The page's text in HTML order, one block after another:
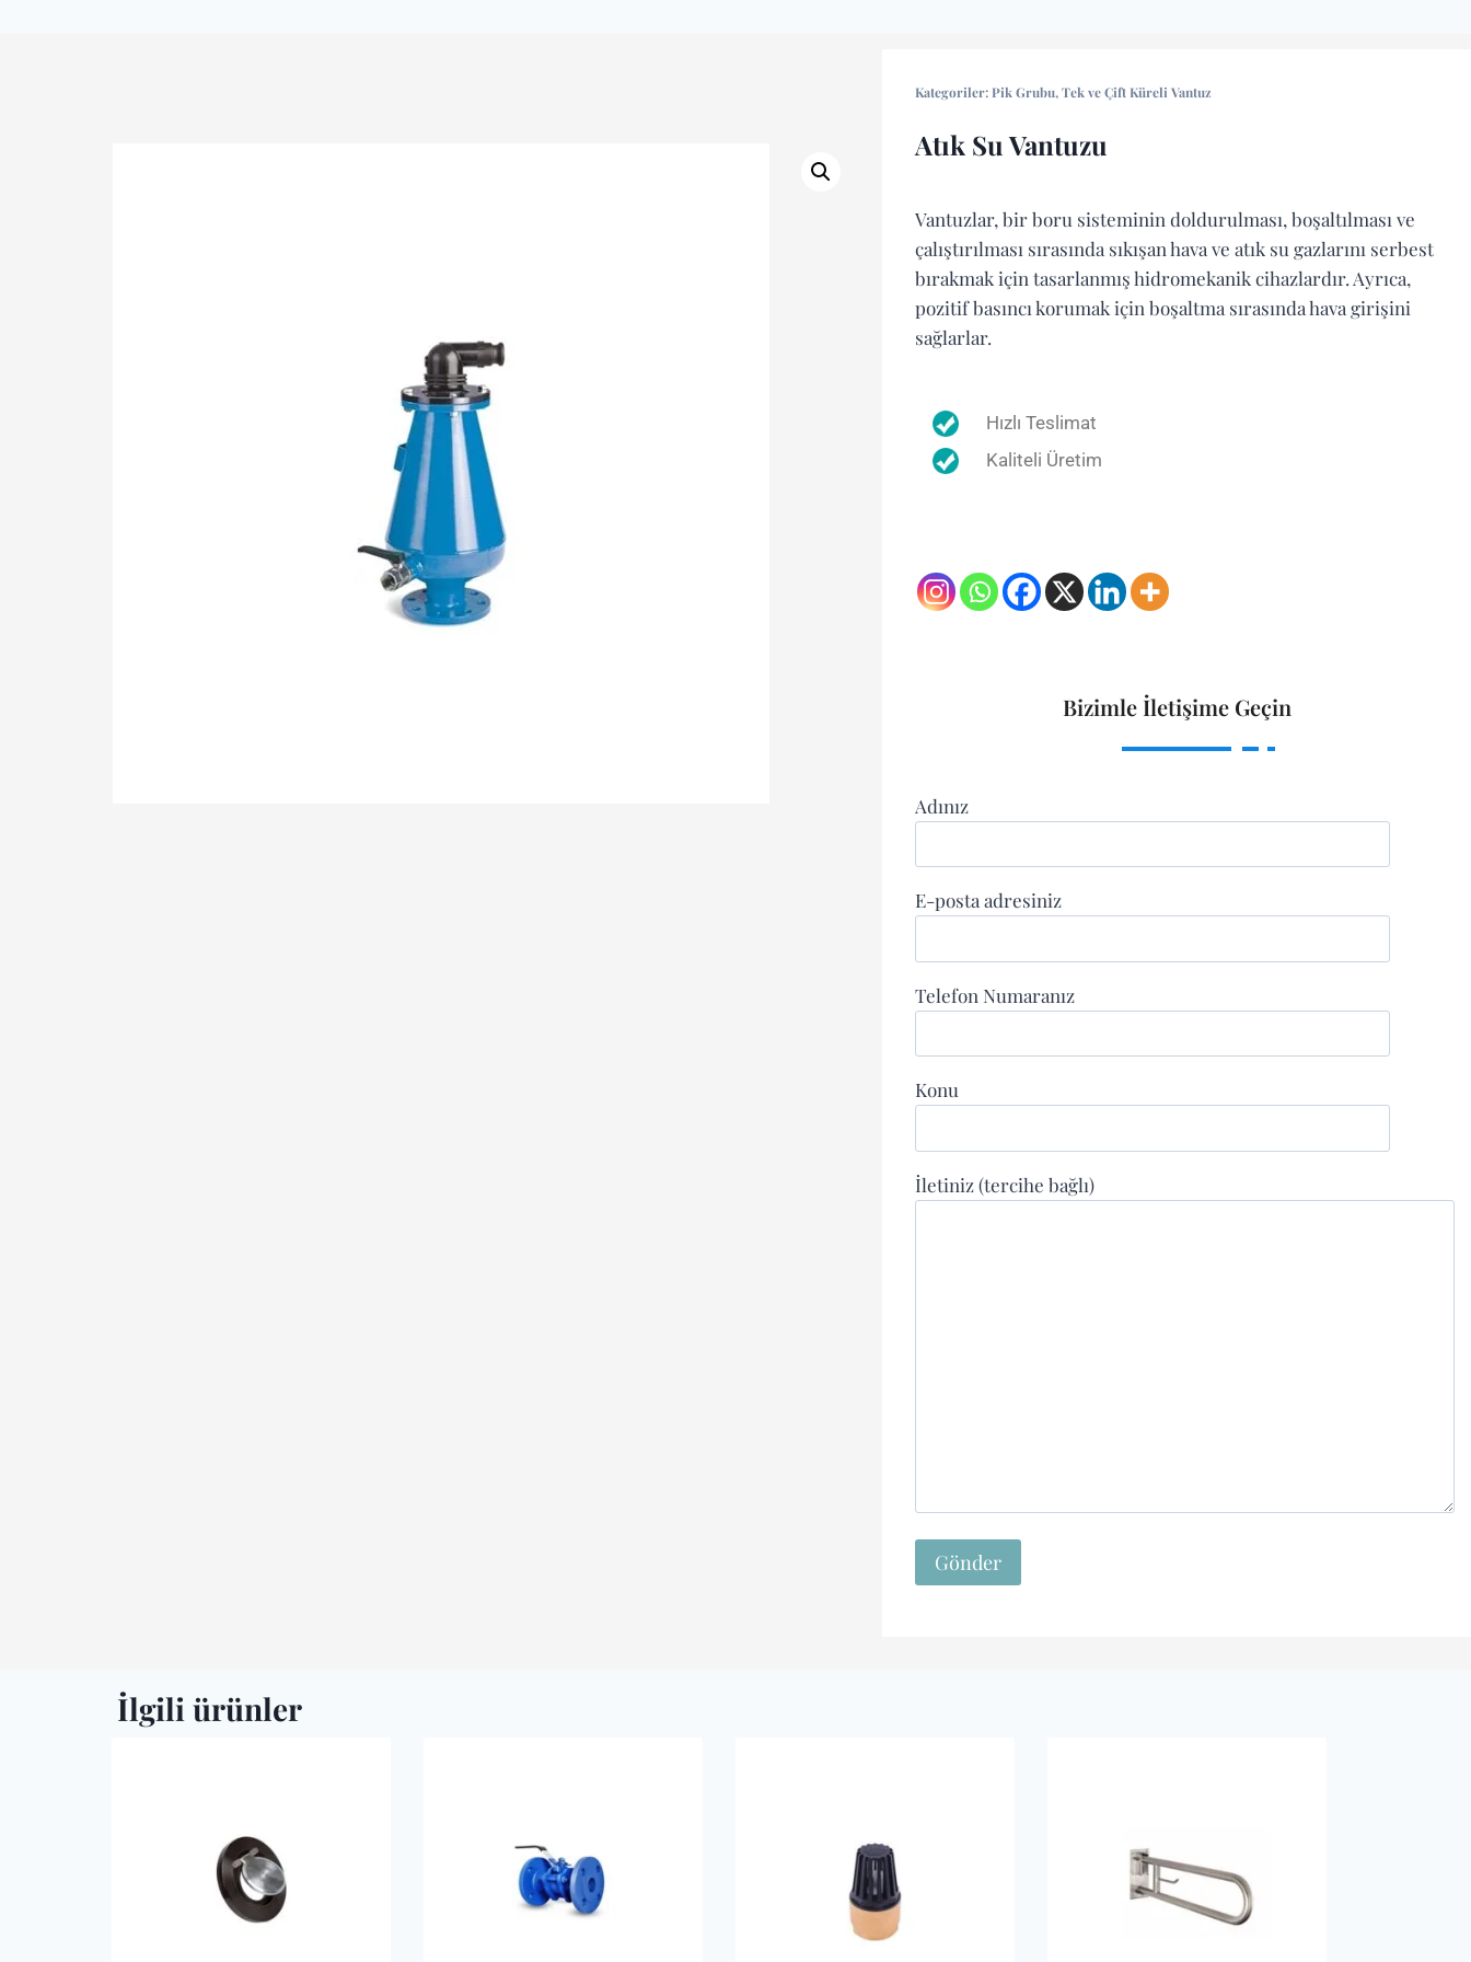
Kategoriler: Pik Grubu,Tek ve Çift Küreli Vantuz
Atık Su Vantuzu
Vantuzlar, bir boru sisteminin doldurulması, boşaltılması ve
çalıştırılması sırasında sıkışan hava ve atık su gazlarını serbest
bırakmak için tasarlanmış hidromekanik cihazlardır. Ayrıca,
pozitif basıncı korumak için boşaltma sırasında hava girişini
sağlarlar.
Hızlı Teslimat
Kaliteli Üretim
Bizimle İletişime Geçin
Adınız
E-posta adresiniz
Telefon Numaranız
Konu
İletiniz (tercihe bağlı)
İlgili ürünler